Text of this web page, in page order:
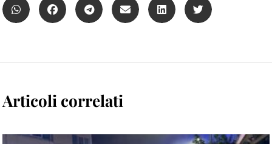
Articoli correlati